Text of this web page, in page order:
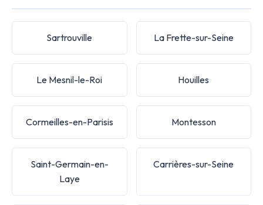
Sartrouville La Frette-sur-Seine
Le Mesnil-le-Roi Houilles
Cormeilles-en-Parisis Montesson
Saint-Germain-en-
Laye
Carrières-sur-Seine